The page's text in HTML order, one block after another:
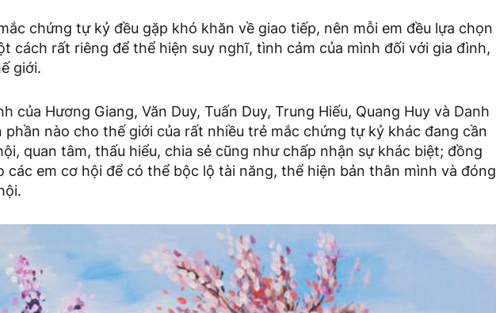
chứng tự kỷ đều gặp khó khăn về giao tiếp, nên mỗi em đều lựa chọn
cách rất riêng để thể hiện suy nghĩ, tình cảm của mình đối với gia đình,
giới.
của Hương Giang, Văn Duy, Tuấn Duy, Trung Hiếu, Quang Huy và Danh
phần nào cho thế giới của rất nhiều trẻ mắc chứng tự kỷ khác đang cần
quan tâm, thấu hiểu, chia sẻ cũng như chấp nhận sự khác biệt; đồng
các em cơ hội để có thể bộc lộ tài năng, thể hiện bản thân mình và đóng